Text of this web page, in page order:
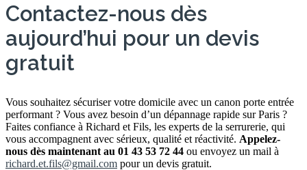
Contactez-nous dès
aujourd’hui pour un devis
gratuit
Vous souhaitez sécuriser votre domicile avec un canon porte entrée
performant ? Vous avez besoin d’un dépannage rapide sur Paris ?
Faites confiance à Richard et Fils, les experts de la serrurerie, qui
vous accompagnent avec sérieux, qualité et réactivité. Appelez-
nous dès maintenant au 01 43 53 72 44 ou envoyez un mail à
richard.et.fils@gmail.com pour un devis gratuit.